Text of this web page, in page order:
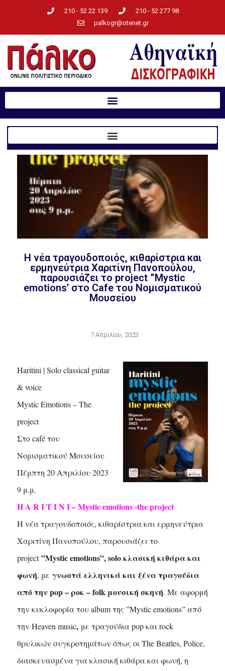
210 - 52 22 139
210 - 52 277 98
palkogr@otenet.gr
H νέα τραγουδοποιός, κιθαρίστρια και
ερμηνεύτρια Χαριτίνη Πανοπούλου,
παρουσιάζει το project ”Μystic
emotions’ στο Cafe του Νομισματικού
Μουσείου
7 Απριλίου, 2023
Haritini | Solo classical guitar
& voice
Mystic Emotions – Τhe
project
Στο café του
Νομισματικού Μουσείου
Πέμπτη 20 Απριλίου 2023
9 μ.μ.
Η Α R I T I N I – Mystic emotions -the project
H νέα τραγουδοποιός, κιθαρίστρια και ερμηνεύτρια
Χαριτίνη Πανοπούλου, παρουσιάζει το
project”Μystic emotions”, solo κλασική κιθάρα και
φωνή, με γνωστά ελληνικά και ξένα τραγούδια
από την pop – ροκ – folk μουσική σκηνή. Με αφορμή
την κυκλοφορία του album της ”Μystic emotions” από
την Heaven music, με τραγούδια pop και rock
θρυλικών συγκροτημάτων όπως οι The Beatles, Police,
διασκευασμένα για κλασική κιθάρα και φωνή, η